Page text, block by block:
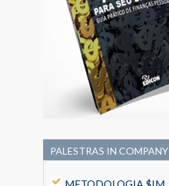
PALESTRAS IN COMPANY